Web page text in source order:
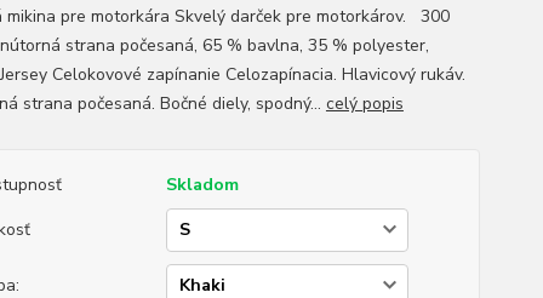
mikina pre motorkára Skvelý darček pre motorkárov. 300
strana počesaná, 65 % bavlna, 35 % polyester,
Celokovové zapínanie Celozapínacia. Hlavicový rukáv.
strana počesaná. Bočné diely, spodný... celý popis
Skladom